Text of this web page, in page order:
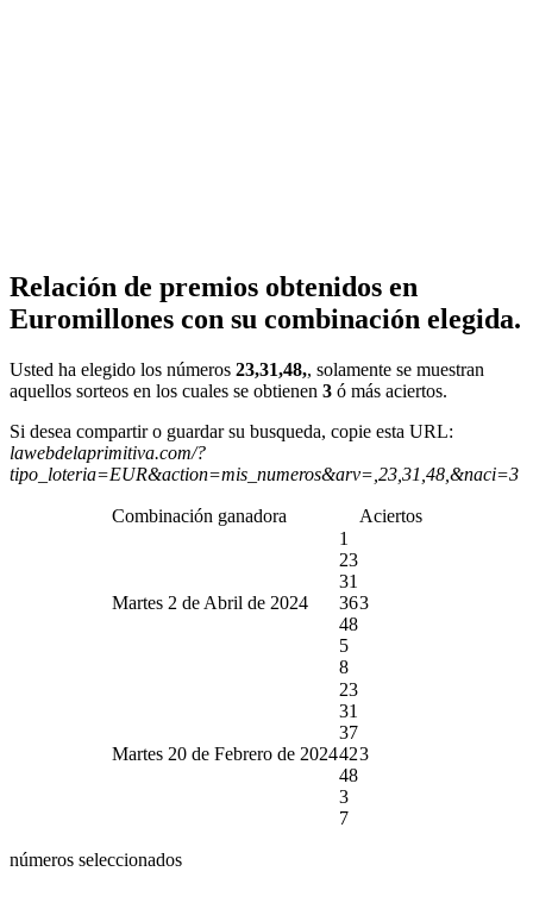
Relación de premios obtenidos en
Euromillones con su combinación elegida.
Usted ha elegido los números 23,31,48,, solamente se muestran
aquellos sorteos en los cuales se obtienen 3 ó más aciertos.
Si desea compartir o guardar su busqueda, copie esta URL:
lawebdelaprimitiva.com/?
tipo_loteria=EUR&action=mis_numeros&arv=,23,31,48,&naci=3
Combinación ganadora Aciertos
Martes 2 de Abril de 2024
1
23
31
36
48
5
8
3
Martes 20 de Febrero de 2024
23
31
37
42
48
3
7
3
números seleccionados